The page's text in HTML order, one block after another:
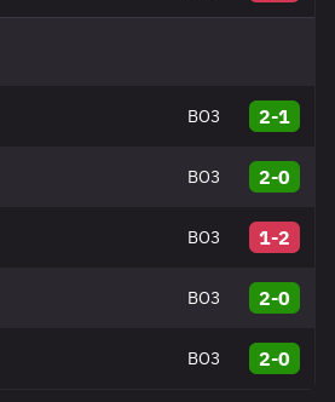
BO3 2-1
BO3 2-0
BO3 1-2
BO3 2-0
BO3 2-0